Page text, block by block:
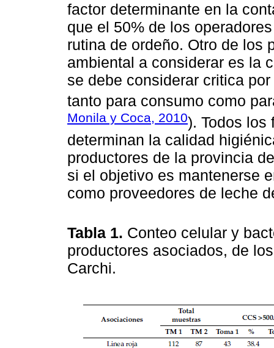
factor determinante en la
que el 50% de los
rutina de ordeño. Otro de los
ambiental a considerar es la
se debe considerar critica
tanto para consumo como
Monila y Coca, 2010). Todos los
determinan la calidad
productores de la provincia
si el objetivo es mantenerse
como proveedores de leche
Tabla 1. Conteo celular y
productores asociados, de
Carchi.